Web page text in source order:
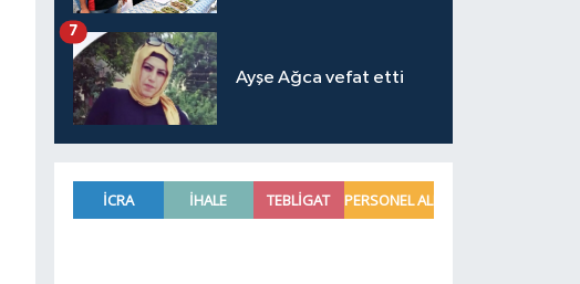
Ayşe Ağca vefat etti
7